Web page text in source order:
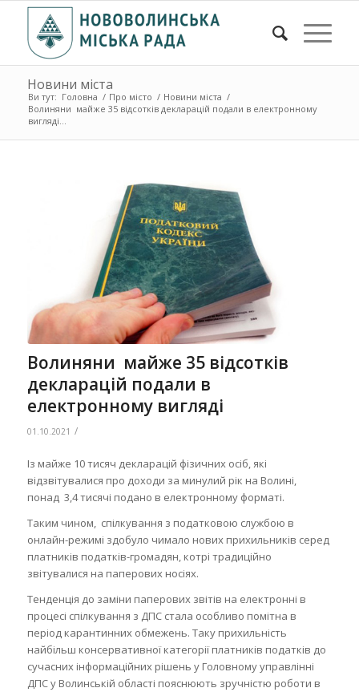
Новини міста
Ви тут: Головна / Про місто / Новини міста /
Волиняни майже 35 відсотків декларацій подали в електронному
вигляді...
Волиняни майже 35 відсотків
декларацій подали в
електронному вигляді
01.10.2021 /
Із майже 10 тисяч декларацій фізичних осіб, які
відзвітувалися про доходи за минулий рік на Волині,
понад 3,4 тисячі подано в електронному форматі.
Таким чином, спілкування з податковою службою в
онлайн-режимі здобуло чимало нових прихильників серед
платників податків-громадян, котрі традиційно
звітувалися на паперових носіях.
Тенденція до заміни паперових звітів на електронні в
процесі спілкування з ДПС стала особливо помітна в
період карантинних обмежень. Таку прихильність
найбільш консервативної категорії платників податків до
сучасних інформаційних рішень у Головному управлінні
ДПС у Волинській області пояснюють зручністю роботи в